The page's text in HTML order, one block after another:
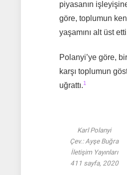
piyasanın
göre, toplumun
yaşamını alt üst
Polanyi’ye göre,
karşı toplumun
uğrattı.1
Karl Polanyi
Çev.: Ayşe Buğra
İletişim Yayınları
411 sayfa, 2020